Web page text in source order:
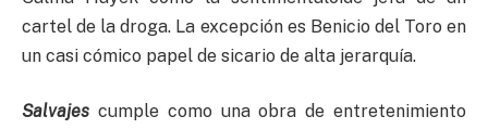
cartel de la droga. La excepción es Benicio del Toro en
un casi cómico papel de sicario de alta jerarquía.
Salvajes cumple como una obra de entretenimiento